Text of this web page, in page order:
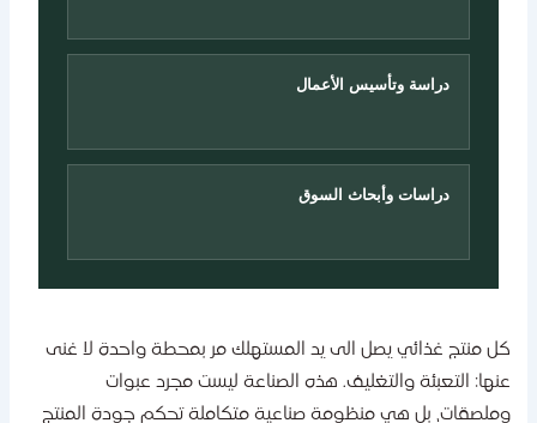
دراسة وتأسيس الأعمال
دراسات وأبحاث السوق
منتج غذائي يصل الى يد المستهلك مر بمحطة واحدة لا غنى
التعبئة والتغليف. هذه الصناعة ليست مجرد عبوات
بل هي منظومة صناعية متكاملة تحكم جودة المنتج